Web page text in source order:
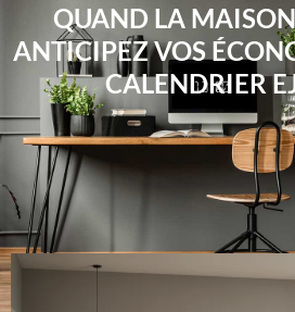
QUAND LA MAISON
ANTICIPEZ VOS
CALENDRIER